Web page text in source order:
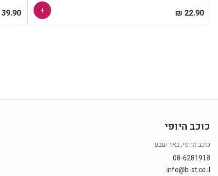
22.90 ₪
+
39.90 ₪
כוכב היופי
כוכב היופי, באר שבע
08-6281918
info@b-st.co.il